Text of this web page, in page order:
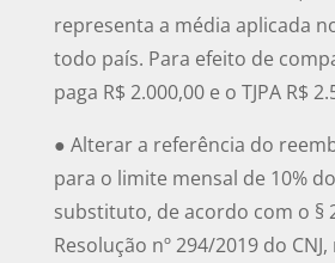
representa a média aplicada
todo país. Para efeito de
paga R$ 2.000,00 e o TJPA R$
● Alterar a referência do
para o limite mensal de 10%
substituto, de acordo com o §
Resolução nº 294/2019 do